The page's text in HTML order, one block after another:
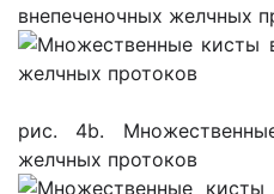
внепеченочных желчных
рис. 4b.
желчных протоков